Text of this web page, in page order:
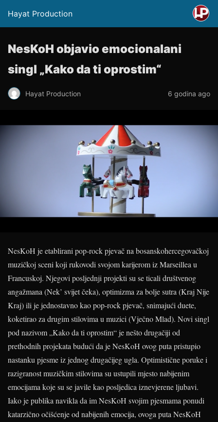
Hayat Production
NesKoH objavio emocionalani
singl „Kako da ti oprostim“
Hayat Production 6 godina ago
NesKoH je etablirani pop-rock pjevač na bosanskohercegovačkoj
muzičkoj sceni koji rukovodi svojom karijerom iz Marseillea u
Francuskoj. Njegovi posljednji projekti su se ticali društvenog
angažmana (Nek’ svijet čeka), optimizma za bolje sutra (Kraj Nije
Kraj) ili je jednostavno kao pop-rock pjevač, snimajući duete,
koketirao za drugim stilovima u muzici (Vječno Mlad). Novi singl
pod nazivom „Kako da ti oprostim“ je nešto drugačiji od
prethodnih projekata budući da je NesKoH ovog puta pristupio
nastanku pjesme iz jednog drugačijeg ugla. Optimistične poruke i
razigranost muzičkim stilovima su ustupili mjesto nabijenim
emocijama koje su se javile kao posljedica iznevjerene ljubavi.
Iako je publika navikla da im NesKoH svojim pjesmama ponudi
katarzično očišćenje od nabijenih emocija, ovoga puta NesKoH